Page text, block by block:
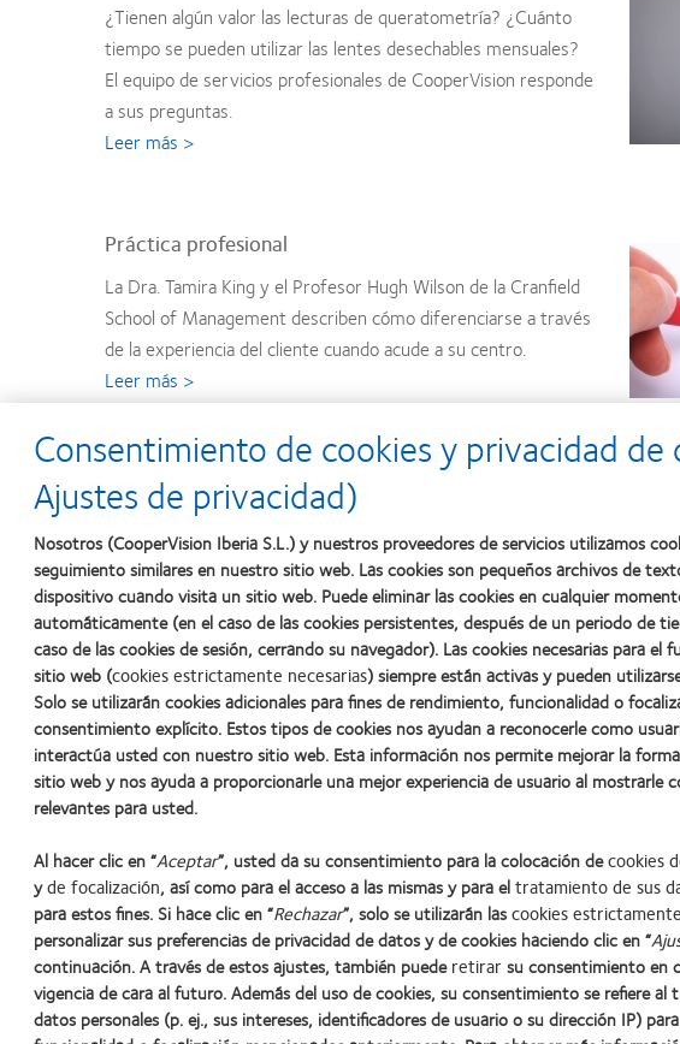
¿Tienen algún valor las lecturas de queratometría? ¿Cuánto
tiempo se pueden utilizar las lentes desechables mensuales?
El equipo de servicios profesionales de CooperVision responde
a sus preguntas.
Leer más >
Práctica profesional
La Dra. Tamira King y el Profesor Hugh Wilson de la Cranfield
School of Management describen cómo diferenciarse a través
de la experiencia del cliente cuando acude a su centro.
Leer más >
De interés general
Gracias a la estrecha colaboración con la consultora de marca
estratégica global Siegel+Gale, el reposicionamiento de
CooperVision recibe el reconocimiento del sector y un premio
"Best of" en la octava edición anual de los premios globales
REBRAND 100.
Leer más >
Learn
more
about
Premio
Silmo
Learn
more
about
2012
y
Learn
more
about
2011:
Premios
Learn
more
about
2011:
Premio
Learn
more
about
2012:
Premio
Learn
more
about
2012
Premio
Nuestros productos Noticias Contacto Política de privacidad Contacto Web
Consentimiento de cookies y privacidad de
Ajustes de privacidad)
Nosotros (CooperVision Iberia S.L.) y nuestros proveedores de servicios utilizamos
seguimiento similares en nuestro sitio web. Las cookies son pequeños archivos de
dispositivo cuando visita un sitio web. Puede eliminar las cookies en cualquier
automáticamente (en el caso de las cookies persistentes, después de un periodo de
caso de las cookies de sesión, cerrando su navegador). Las cookies necesarias para
sitio web (cookies estrictamente necesarias) siempre están activas y pueden
Solo se utilizarán cookies adicionales para fines de rendimiento, funcionalidad o
consentimiento explícito. Estos tipos de cookies nos ayudan a reconocerle como
interactúa usted con nuestro sitio web. Esta información nos permite mejorar la
sitio web y nos ayuda a proporcionarle una mejor experiencia de usuario al mostrarle
relevantes para usted.
Al hacer clic en “Aceptar”, usted da su consentimiento para la colocación decookies
yde focalización, así como para el acceso a las mismas y para eltratamiento de sus
para estos fines. Si hace clic en “Rechazar”, solo se utilizarán lascookies
personalizar sus preferencias de privacidad de datos y de cookies haciendo clic en “
continuación. A través de estos ajustes, también puederetirarsu consentimiento en
vigencia de cara al futuro. Además del uso de cookies, su consentimiento se refiere al
datos personales (p. ej., sus intereses, identificadores de usuario o su dirección IP)